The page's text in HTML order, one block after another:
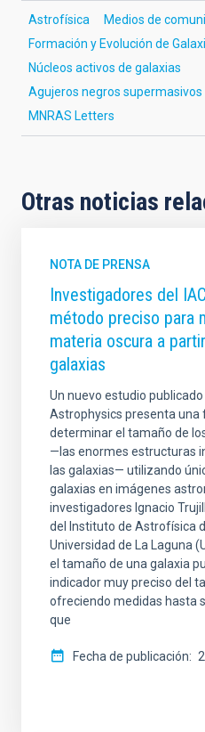
Astrofísica
Medios de
Formación y Evolución de
Núcleos activos de galaxias
Agujeros negros supermasivos
MNRAS Letters
Otras noticias
NOTA DE PRENSA
Investigadores del
método preciso para
materia oscura a
galaxias
Un nuevo estudio
Astrophysics presenta una
determinar el tamaño de
—las enormes estructuras
las galaxias— utilizando
galaxias en imágenes
investigadores Ignacio
del Instituto de Astrofísica
Universidad de La Laguna
el tamaño de una galaxia
indicador muy preciso del
ofreciendo medidas hasta
que
Fecha de publicación